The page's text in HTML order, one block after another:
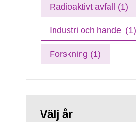
Radioaktivt avfall (1)
Industri och handel (1)
Forskning (1)
Välj år